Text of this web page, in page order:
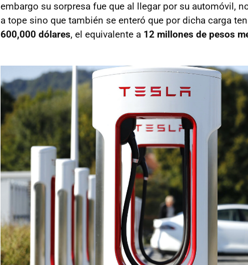
embargo su sorpresa fue que al llegar por su automóvil,
a tope sino que también se enteró que por dicha carga
600,000 dólares, el equivalente a 12 millones de pesos